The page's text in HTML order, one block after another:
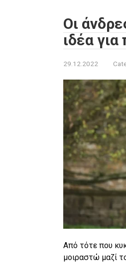
Οι
ιδέα για
29.12.2022
Από τότε που
μοιραστώ μαζί